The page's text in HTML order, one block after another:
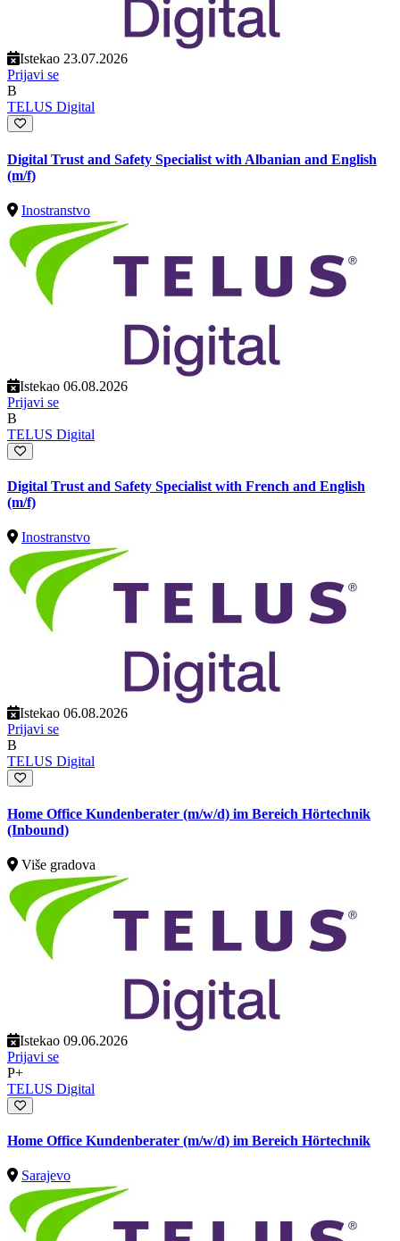
Istekao 23.07.2026
Prijavi se
B
TELUS Digital
Digital Trust and Safety Specialist with Albanian and English
(m/f)
Inostranstvo
Istekao 06.08.2026
Prijavi se
B
TELUS Digital
Digital Trust and Safety Specialist with French and English
(m/f)
Inostranstvo
Istekao 06.08.2026
Prijavi se
B
TELUS Digital
Home Office Kundenberater (m/w/d) im Bereich Hörtechnik
(Inbound)
Više gradova
Istekao 09.06.2026
Prijavi se
P+
TELUS Digital
Home Office Kundenberater (m/w/d) im Bereich Hörtechnik
Sarajevo